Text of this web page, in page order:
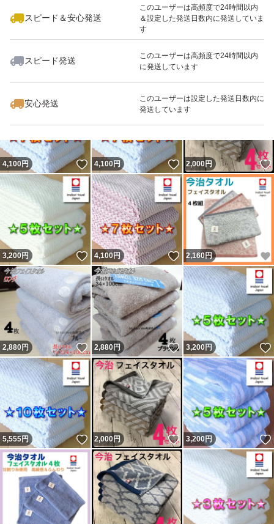
【 安全性 】
指標のひとつ遊離ホルムアルデヒドの値（吸光度差）です
が、
● ブランド基準が 0.03以下
のところ
● このタオルは 0.002
と1ケタ下の値で、出生後24月以内の赤ちゃんや肌の弱い
方にお使いいただいても安全な商品です。
色々使える７枚セットにいたしました。
色の組み合わせ変更・値段交渉などご対応いたしますの
で、
質問などとあわせてお気軽にコメントください。
即購入もＯＫです。
スピード＆安心発送
このユーザーは高頻度で24時間以内
＆設定した発送日数内に発送していま
す
スピード発送
このユーザーは高頻度で24時間以内
に発送しています
安心発送
このユーザーは設定した発送日数内に
発送しています
いいね！
3,200
4,100円 いいね！
4,100円 いいね！
2,000円
3,200円 いいね！
4,100円 いいね！
2,160円
2,880円 いいね！
2,880円 いいね！
3,200円
5,555円 いいね！
2,000円 いいね！
3,200円